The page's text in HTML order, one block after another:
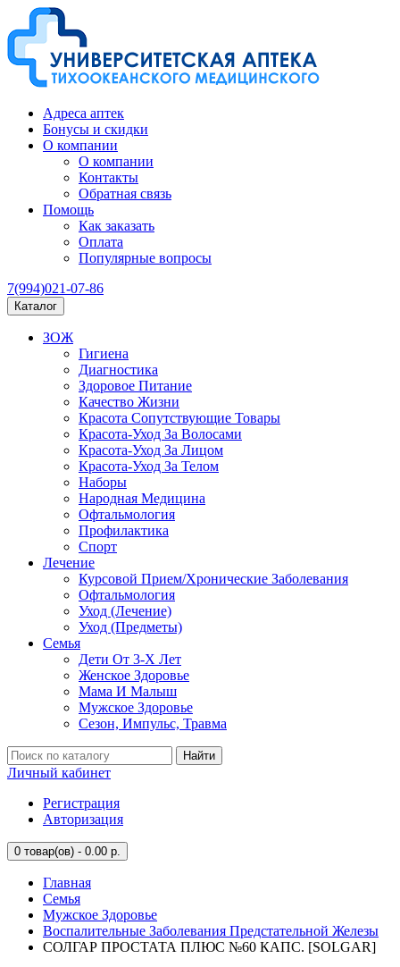
Адреса аптек
Бонусы и скидки
О компании
О компании
Контакты
Обратная связь
Помощь
Как заказать
Оплата
Популярные вопросы
7(994)021-07-86
Каталог
ЗОЖ
Гигиена
Диагностика
Здоровое Питание
Качество Жизни
Красота Сопутствующие Товары
Красота-Уход За Волосами
Красота-Уход За Лицом
Красота-Уход За Телом
Наборы
Народная Медицина
Офтальмология
Профилактика
Спорт
Лечение
Курсовой Прием/Хронические Заболевания
Офтальмология
Уход (Лечение)
Уход (Предметы)
Семья
Дети От 3-Х Лет
Женское Здоровье
Мама И Малыш
Мужское Здоровье
Сезон, Импульс, Травма
Найти
Личный кабинет
Регистрация
Авторизация
0 товар(ов) - 0.00 р.
Главная
Семья
Мужское Здоровье
Воспалительные Заболевания Предстательной Железы
СОЛГАР ПРОСТАТА ПЛЮС №60 КАПС. [SOLGAR]